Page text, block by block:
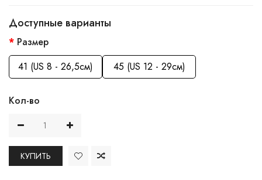
Доступные варианты
Размер
41 (US 8 - 26,5см)
45 (US 12 - 29см)
Кол-во
КУПИТЬ